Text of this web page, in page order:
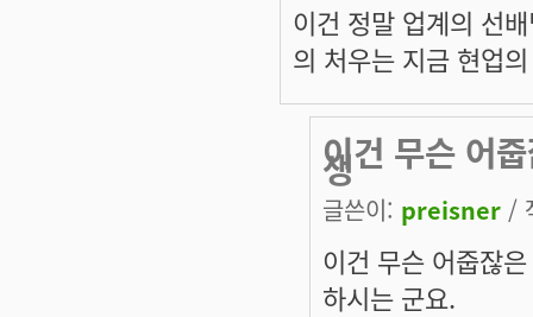
이건 정말 업계의 선
의 처우는 지금 현업
이건 무슨 어
생
글쓴이: preisner /
이건 무슨 어줍잖
하시는 군요.